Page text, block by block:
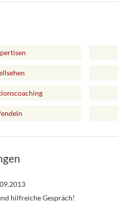
hilfreiche Gespräch!